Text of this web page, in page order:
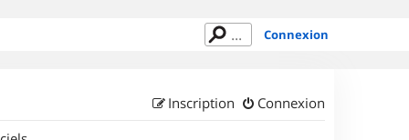
Connexion
Connexion
Inscription